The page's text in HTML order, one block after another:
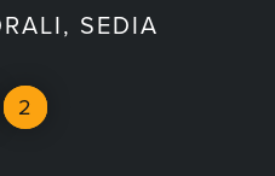
SEDIA
2